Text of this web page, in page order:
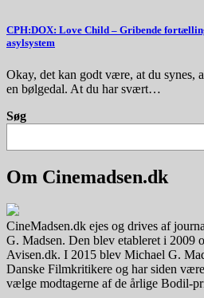
CPH:DOX: Love Child – Gribende
asylsystem
Okay, det kan godt være, at du synes,
en bølgedal. At du har svært…
Søg
Om Cinemadsen.dk
CineMadsen.dk ejes og drives af
G. Madsen. Den blev etableret i 2009
Avisen.dk. I 2015 blev Michael G.
Danske Filmkritikere og har siden
vælge modtagerne af de årlige Bodil-